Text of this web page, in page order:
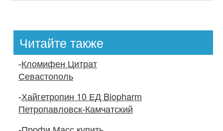
Читайте также
-Кломифен Цитрат
Севастополь
-Хайгетропин 10 ЕД Biopharm
Петропавловск-Камчатский